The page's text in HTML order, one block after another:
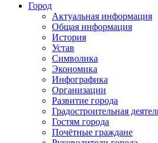
Город
Актуальная информация
Общая информация
История
Устав
Символика
Экономика
Инфографика
Организации
Развитие города
Градостроительная
Гостям города
Почётные граждане